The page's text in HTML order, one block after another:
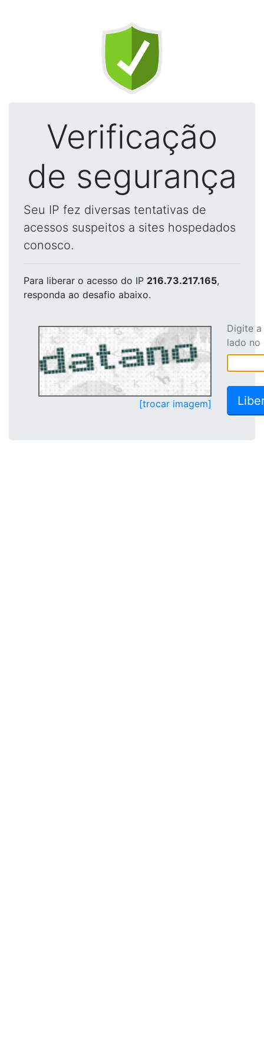
Verificação
de segurança
Seu IP fez diversas tentativas de
acessos suspeitos a sites hospedados
conosco.
Para liberar o acesso do IP 216.73.217.165,
responda ao desafio abaixo.
[trocar imagem]
Digite
lado no